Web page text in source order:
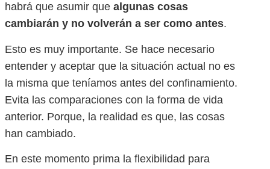
habrá que asumir que algunas cosas
cambiarán y no volverán a ser como antes.
Esto es muy importante. Se hace necesario
entender y aceptar que la situación actual no es
la misma que teníamos antes del confinamiento.
Evita las comparaciones con la forma de vida
anterior. Porque, la realidad es que, las cosas
han cambiado.
En este momento prima la flexibilidad para